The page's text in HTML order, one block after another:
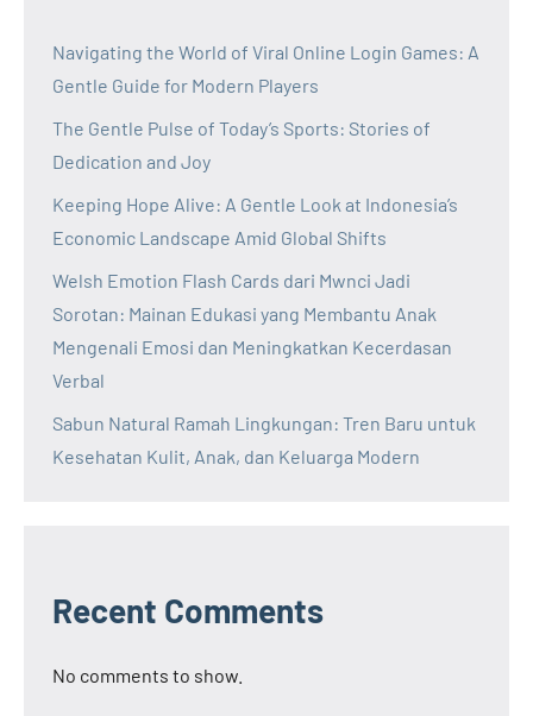
Navigating the World of Viral Online Login Games: A
Gentle Guide for Modern Players
The Gentle Pulse of Today’s Sports: Stories of
Dedication and Joy
Keeping Hope Alive: A Gentle Look at Indonesia’s
Economic Landscape Amid Global Shifts
Welsh Emotion Flash Cards dari Mwnci Jadi
Sorotan: Mainan Edukasi yang Membantu Anak
Mengenali Emosi dan Meningkatkan Kecerdasan
Verbal
Sabun Natural Ramah Lingkungan: Tren Baru untuk
Kesehatan Kulit, Anak, dan Keluarga Modern
Recent Comments
No comments to show.